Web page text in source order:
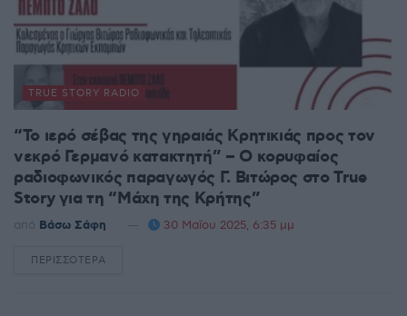
TRUE STORY RADIO
“Το ιερό σέβας της γηραιάς Κρητικιάς προς τον
νεκρό Γερμανό κατακτητή” – Ο κορυφαίος
ραδιοφωνικός παραγωγός Γ. Βιτώρος στο True
Story για τη “Μάχη της Κρήτης”
από Βάσω Σάφη 30 Μαΐου 2025, 6:35 μμ
ΠΕΡΙΣΣΌΤΕΡΑ